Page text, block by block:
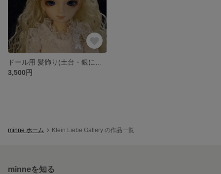
3,500円
minne ホーム Klein Liebe Gallery の作品一覧
minneを知る